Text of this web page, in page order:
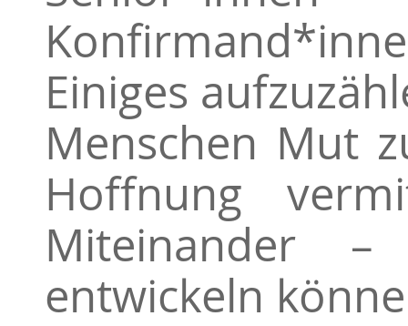
Einiges
Menschen Mut
Hoffnung
Miteinander
entwickeln